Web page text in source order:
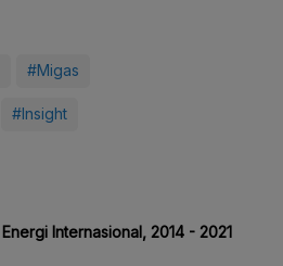
#Migas
#Insight